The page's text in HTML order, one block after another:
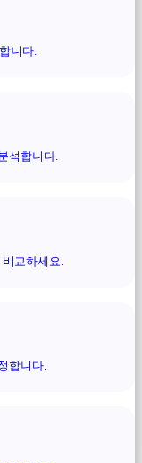
니다.
석합니다.
교하세요.
합니다.